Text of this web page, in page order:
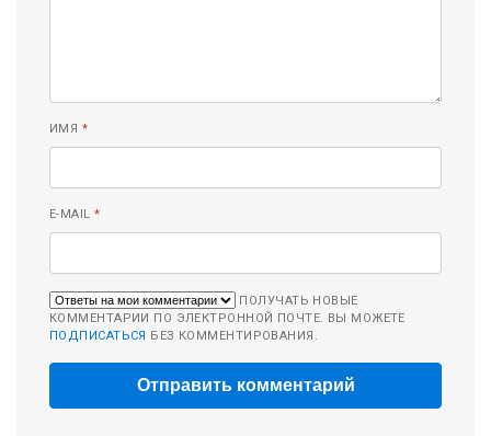
ИМЯ *
E-MAIL*
ПОЛУЧАТЬ НОВЫЕ
КОММЕНТАРИИ ПО ЭЛЕКТРОННОЙ ПОЧТЕ. ВЫ МОЖЕТЕ
ПОДПИСАТЬСЯ БЕЗ КОММЕНТИРОВАНИЯ.